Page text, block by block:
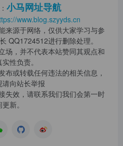
小马网址导航
www.blog.szyyds.cn
来源于网络，仅供大家学习与参
QQ1724512进行删除处理。
场，并不代表本站赞同其观点和
性负责。
布或转载任何违法的相关信息，
请向站长举报
失效，请联系我们我们会第一时
更新。